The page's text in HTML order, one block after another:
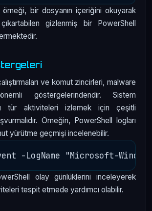
örneği, bir dosyanın içeriğini okuyarak
gizlenmiş bir PowerShell
ve komut zincirleri, malware
göstergelerindendir. Sistem
tür aktiviteleri izlemek için çeşitli
Örneğin, PowerShell logları
yürütme geçmişi incelenebilir.
olay günlüklerini inceleyerek
tespit etmede yardımcı olabilir.